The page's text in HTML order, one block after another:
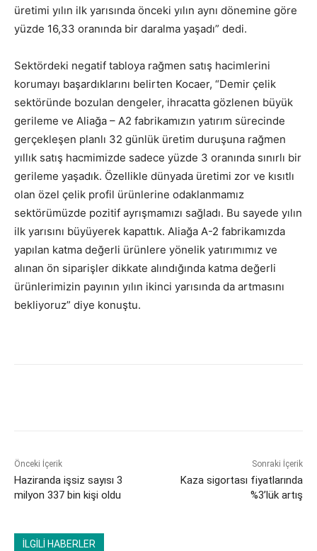
üretimi yılın ilk yarısında önceki yılın aynı dönemine göre
yüzde 16,33 oranında bir daralma yaşadı” dedi.
Sektördeki negatif tabloya rağmen satış hacimlerini
korumayı başardıklarını belirten Kocaer, “Demir çelik
sektöründe bozulan dengeler, ihracatta gözlenen büyük
gerileme ve Aliağa – A2 fabrikamızın yatırım sürecinde
gerçekleşen planlı 32 günlük üretim duruşuna rağmen
yıllık satış hacmimizde sadece yüzde 3 oranında sınırlı bir
gerileme yaşadık. Özellikle dünyada üretimi zor ve kısıtlı
olan özel çelik profil ürünlerine odaklanmamız
sektörümüzde pozitif ayrışmamızı sağladı. Bu sayede yılın
ilk yarısını büyüyerek kapattık. Aliağa A-2 fabrikamızda
yapılan katma değerli ürünlere yönelik yatırımımız ve
alınan ön siparişler dikkate alındığında katma değerli
ürünlerimizin payının yılın ikinci yarısında da artmasını
bekliyoruz” diye konuştu.
Önceki İçerik
Haziranda işsiz sayısı 3
milyon 337 bin kişi oldu
Sonraki İçerik
Kaza sigortası fiyatlarında
%3’lük artış
İLGİLİ HABERLER